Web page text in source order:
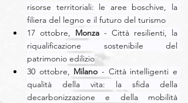
risorse territoriali: le aree boschive, la
filiera del legno e il futuro del turismo
17 ottobre, Monza - Città resilienti, la
riqualificazione sostenibile del
patrimonio edilizio
30 ottobre, Milano - Città intelligenti e
qualità della vita: la sfida della
decarbonizzazione e della mobilità